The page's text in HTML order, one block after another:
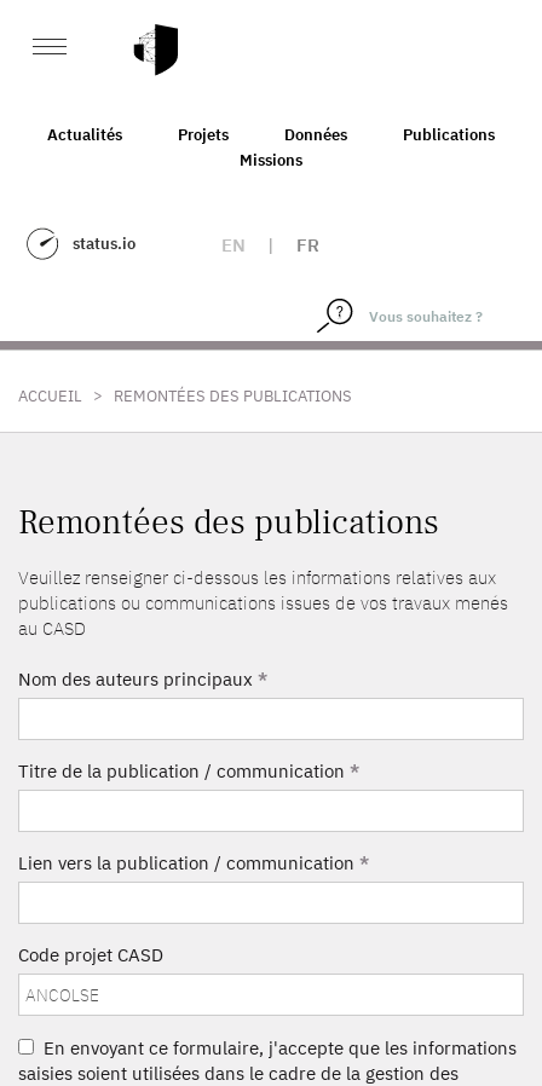
Actualités Projets Données
Publications
Missions
status.io EN | FR
ACCUEIL > REMONTÉES DES PUBLICATIONS
Remontées des publications
Veuillez renseigner ci-dessous les informations relatives aux
publications ou communications issues de vos travaux menés
au CASD
Nom des auteurs principaux *
Titre de la publication / communication *
Lien vers la publication / communication *
Code projet CASD
En envoyant ce formulaire, j'accepte que les informations
saisies soient utilisées dans le cadre de la gestion des